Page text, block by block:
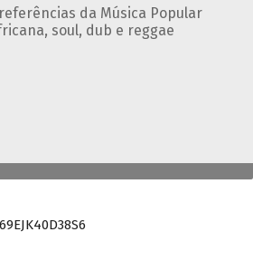
da Música Popular
soul, dub e reggae